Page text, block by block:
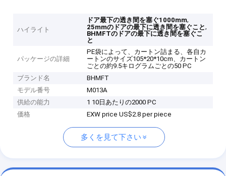
ハイライト
ドア最下の透き間を塞ぐ1000mm,
25mmのドアの最下に透き間を塞ぐこと,
BHMFTのドアの最下に透き間を塞ぐこ
と
パッケージの詳細
PE袋によって、カートン詰まる、各自カ
ートンのサイズ105*20*10cm、カートン
ごとの約9.5キログラムごとの50 PC
ブランド名
BHMFT
モデル番号
M013A
供給の能力
1 10日あたりの2000 PC
価格
EXW price US$2.8 per piece
多くを見て下さい